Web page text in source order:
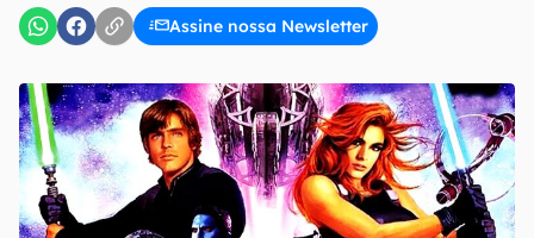
Assine nossa Newsletter
Uso e Política de Privacidade do Canaltech.